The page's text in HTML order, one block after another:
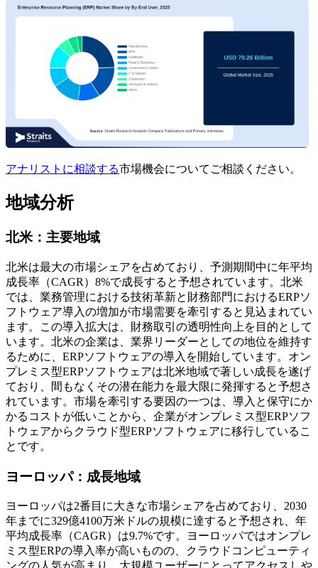
アナリストに相談する市場機会についてご相談ください。
地域分析
北米：主要地域
北米は最大の市場シェアを占めており、予測期間中に年平均
成長率（CAGR）8%で成長すると予想されています。北米
では、業務管理における技術革新と財務部門におけるERPソ
フトウェア導入の増加が市場需要を牽引すると見込まれてい
ます。この導入拡大は、財務取引の透明性向上を目的として
います。北米の企業は、業界リーダーとしての地位を維持す
るために、ERPソフトウェアの導入を開始しています。オン
プレミス型ERPソフトウェアは北米地域で著しい成長を遂げ
ており、間もなくその潜在能力を最大限に発揮すると予想さ
れています。市場を牽引する要因の一つは、導入と保守にか
かるコストが低いことから、企業がオンプレミス型ERPソフ
トウェアからクラウド型ERPソフトウェアに移行しているこ
とです。
ヨーロッパ：成長地域
ヨーロッパは2番目に大きな市場シェアを占めており、2030
年までに329億4100万米ドルの規模に達すると予想され、年
平均成長率（CAGR）は9.7%です。ヨーロッパではオンプレ
ミス型ERPの導入率が高いものの、クラウドコンピューティ